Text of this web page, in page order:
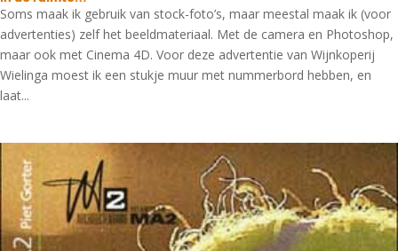
Soms maak ik gebruik van stock-foto’s, maar meestal maak ik (voor
advertenties) zelf het beeldmateriaal. Met de camera en Photoshop,
maar ook met Cinema 4D. Voor deze advertentie van Wijnkoperij
Wielinga moest ik een stukje muur met nummerbord hebben, en
laat...